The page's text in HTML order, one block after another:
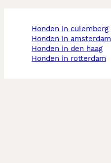
honden in culemborg
honden in amsterdam
honden in den haag
honden in rotterdam